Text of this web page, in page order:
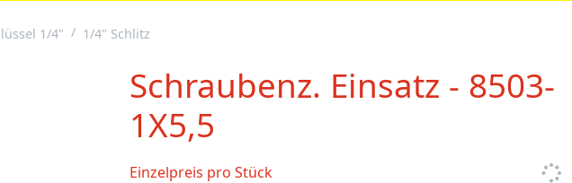
1/4" 1/4" Schlitz
Schraubenz. Einsatz - 8503-
1X5,5
Einzelpreis pro Stück